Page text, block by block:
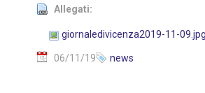
Allegati:
giornaledivicenza2019-11-09.jpg
06/11/19 news